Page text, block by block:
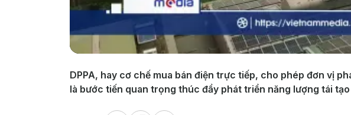
DPPA, hay cơ chế mua bán điện trực tiếp, cho phép đơn vị
là bước tiến quan trọng thúc đẩy phát triển năng lượng tái